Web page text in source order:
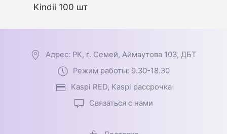
Kindii 100 шт
Адрес: РК, г. Семей, Аймаутова 103, ДБТ
Режим работы: 9.30-18.30
Kaspi RED, Kaspi рассрочка
Связаться с нами